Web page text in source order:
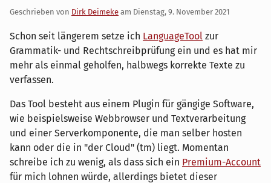
Geschrieben von Dirk Deimeke am Dienstag, 9. November 2021
Schon seit längerem setze ich LanguageTool zur
Grammatik- und Rechtschreibprüfung ein und es hat mir
mehr als einmal geholfen, halbwegs korrekte Texte zu
verfassen.
Das Tool besteht aus einem Plugin für gängige Software,
wie beispielsweise Webbrowser und Textverarbeitung
und einer Serverkomponente, die man selber hosten
kann oder die in "der Cloud" (tm) liegt. Momentan
schreibe ich zu wenig, als dass sich ein Premium-Account
für mich lohnen würde, allerdings bietet dieser